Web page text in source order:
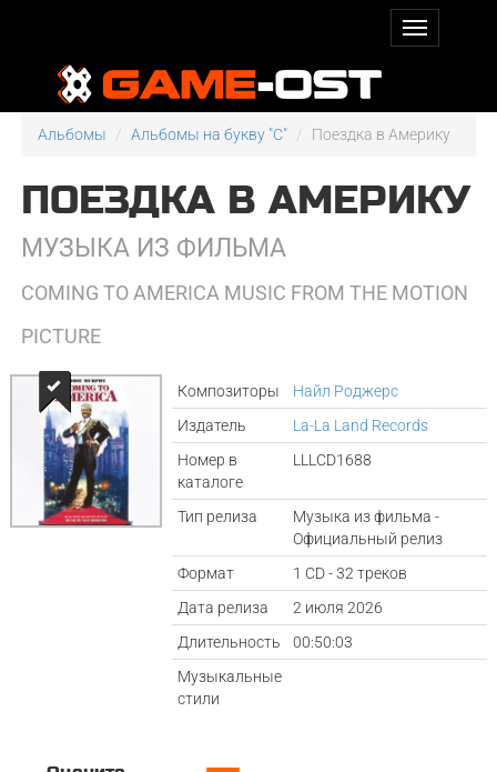
Альбомы Альбомы на букву "C" Поездка в Америку
ПОЕЗДКА В АМЕРИКУ
МУЗЫКА ИЗ ФИЛЬМА
COMING TO AMERICA MUSIC FROM THE MOTION
PICTURE
Композиторы
Найл Роджерс
Издатель
La-La Land Records
Номер в
каталоге
LLLCD1688
Тип релиза
Музыка из фильма -
Официальный релиз
Формат
1 CD - 32 треков
Дата релиза
2 июля 2026
Длительность
00:50:03
Музыкальные
стили